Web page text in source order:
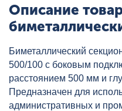
Описание
500/100 6
OBmЭ500100/6
Биметаллический
500/100 с боковым
расстоянием 500 мм и
Предназначен для
административных и